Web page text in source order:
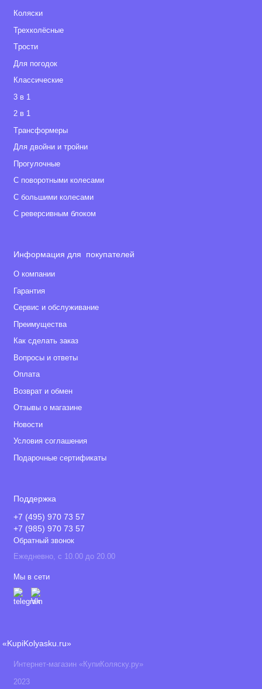
Коляски
Трехколёсные
Tрости
Для погодок
Классические
3 в 1
2 в 1
Tрансформеры
Для двойни и тройни
Прогулочные
С поворотными колесами
С большими колесами
С реверсивным блоком
Информация для покупателей
О компании
Гарантия
Сервис и обслуживание
Преимущества
Как сделать заказ
Вопросы и ответы
Оплата
Возврат и обмен
Отзывы о магазине
Новости
Условия соглашения
Подарочные сертификаты
Поддержка
+7 (495) 970 73 57
+7 (985) 970 73 57
Обратный звонок
Ежедневно, с 10.00 до 20.00
Мы в сети
«KupiKolyasku.ru»
Интернет-магазин «КупиКоляску.ру»
2023